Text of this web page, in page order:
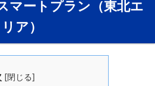
ートプラン（東北エ
リア）
[閉じる]